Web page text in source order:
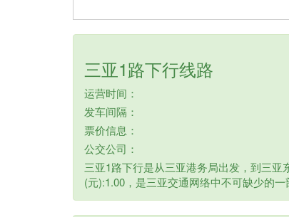
三亚1路下行线路
运营时间：
发车间隔：
票价信息：
公交公司：
三亚1路下行是从三亚港务局出发，到三
(元):1.00，是三亚交通网络中不可缺少的一